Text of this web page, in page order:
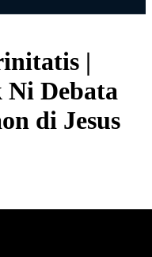
|
Ni Debata
di Jesus